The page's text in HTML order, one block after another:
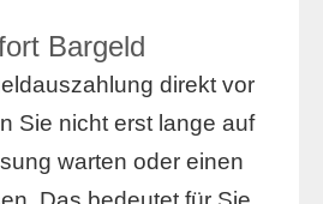
Bargeld
direkt vor
Sie nicht erst lange auf
warten oder einen